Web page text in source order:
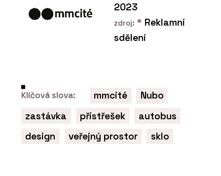
na přistání ve veřejném
2023
zdroj: * Reklamní
sdělení
Klíčová slova: mmcité
Nubo
zastávka
přístřešek
autobus
design
veřejný prostor sklo